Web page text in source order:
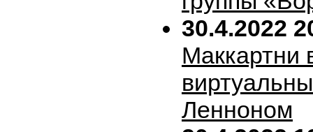
30.4.2022
Маккартни
Ленноном